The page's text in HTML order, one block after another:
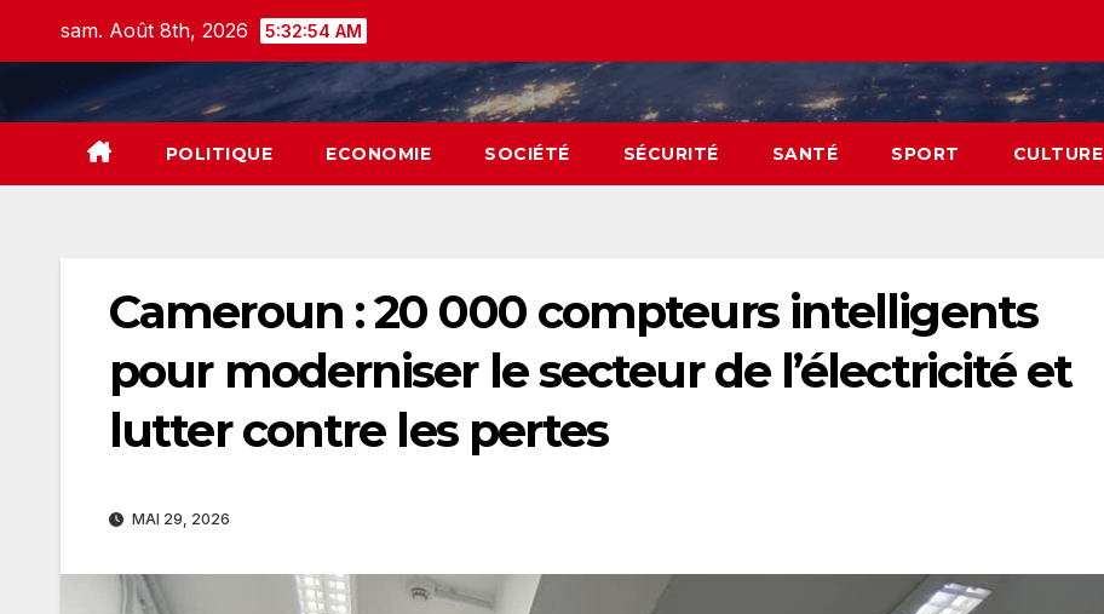
sam. Août 8th, 2026 5:32:55 AM
POLITIQUE ECONOMIE SOCIÉTÉ SÉCURITÉ SANTÉ SPORT CULTURE
Cameroun : 20 000 compteurs intelligents
pour moderniser le secteur de l’électricité et
lutter contre les pertes
MAI 29, 2026